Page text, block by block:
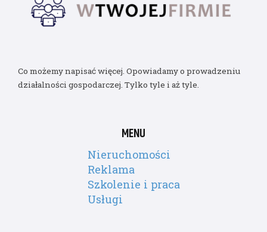
Co możemy napisać więcej. Opowiadamy o prowadzeniu
działalności gospodarczej. Tylko tyle i aż tyle.
MENU
Nieruchomości
Reklama
Szkolenie i praca
Usługi